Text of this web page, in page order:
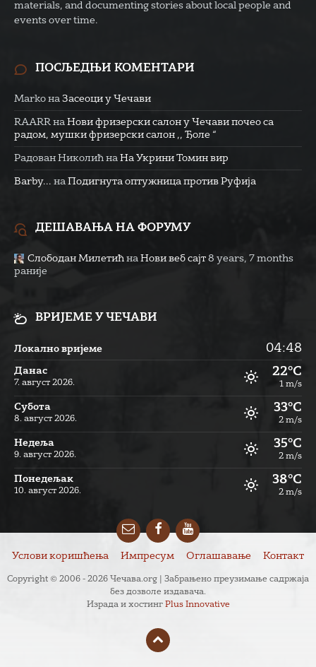
materials, and documenting stories about local people and
events over time.
ПОСЉЕДЊИ КОМЕНТАРИ
Marko на Засеоци у Чечави
RAARR на Нови фризерски салон у Чечави почео са
радом, мушки фризерски салон ,, Ђоле “
Радован Николић на На Укрини Томин вир
Barby... на Подигнута оптужница против Руфија
ДЕШАВАЊА НА ФОРУМУ
Слободан Милетић на Нови веб сајт 8 years, 7 months
раније
ВРИЈЕМЕ У ЧЕЧАВИ
Локално вријеме 04:48
Данас
7. август 2026.
22°C
1 m/s
Субота
8. август 2026.
33°C
2 m/s
Недеља
9. август 2026.
35°C
2 m/s
Понедељак
10. август 2026.
38°C
2 m/s
EmailFacebookYouTube
Услови коришћења Импресум Оглашавање Контакт
Copyright © 2006 - 2026 Чечава.org | Забрањено преузимање садржаја
без дозволе издавача.
Израда и хостинг Plus Innovative